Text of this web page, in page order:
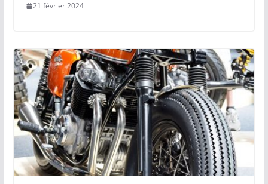
21 février 2024